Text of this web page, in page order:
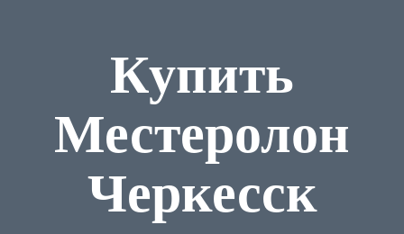
Купить
Местеролон
Черкесск